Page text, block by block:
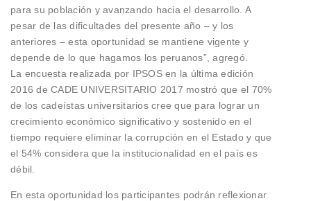
para su población y avanzando hacia el desarrollo. A
pesar de las dificultades del presente año – y los
anteriores – esta oportunidad se mantiene vigente y
depende de lo que hagamos los peruanos”, agregó.
La encuesta realizada por IPSOS en la última edición
2016 de CADE UNIVERSITARIO 2017 mostró que el 70%
de los cadeístas universitarios cree que para lograr un
crecimiento económico significativo y sostenido en el
tiempo requiere eliminar la corrupción en el Estado y que
el 54% considera que la institucionalidad en el país es
débil.
En esta oportunidad los participantes podrán reflexionar